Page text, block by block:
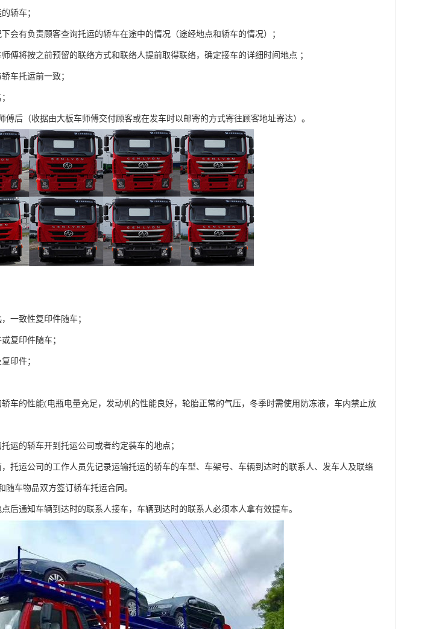
轿车；
会有负责顾客查询托运的轿车在途中的情况（途经地点和轿车的情况）；
傅将按之前预留的联络方式和联络人提前取得联络，确定接车的详细时间地点 ；
车托运前一致；
后（收据由大板车师傅交付顾客或在发车时以邮寄的方式寄往顾客地址寄达）。
一致性复印件随车；
复印件随车；
印件；
车的性能(电瓶电量充足，发动机的性能良好，轮胎正常的气压，冬季时需使用防冻液，车内禁止放
运的轿车开到托运公司或者约定装车的地点；
托运公司的工作人员先记录运输托运的轿车的车型、车架号、车辆到达时的联系人、发车人及联络
车物品双方签订轿车托运合同。
后通知车辆到达时的联系人接车，车辆到达时的联系人必须本人拿有效提车。